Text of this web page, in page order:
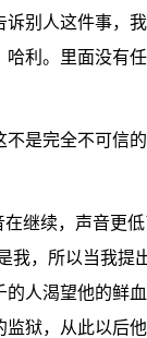
诉别人这件事，
哈利。里面没有
不是完全不可信
在继续，声音更
我，所以当我提
人渴望他的鲜
狱，从此以后他